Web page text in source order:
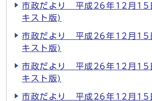
市政だより 平成26年12月
キスト版)
市政だより 平成26年12月
キスト版)
市政だより 平成26年12月
キスト版)
市政だより 平成26年12月